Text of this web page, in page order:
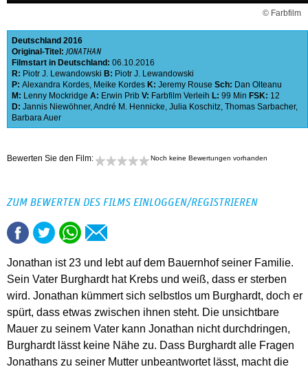
© Farbfilm
Deutschland 2016
Original-Titel: JONATHAN
Filmstart in Deutschland: 06.10.2016
R: Piotr J. Lewandowski B: Piotr J. Lewandowski
P: Alexandra Kordes, Meike Kordes K: Jeremy Rouse Sch: Dan Olteanu
M: Lenny Mockridge A: Erwin Prib V: Farbfilm Verleih L: 99 Min FSK: 12
D: Jannis Niewöhner,André M. Hennicke, Julia Koschitz, Thomas Sarbacher,
Barbara Auer
Bewerten Sie den Film: Noch keine Bewertungen vorhanden
ZUM BEWERTEN DES FILMS EINLOGGEN/REGISTRIEREN
Jonathan ist 23 und lebt auf dem Bauernhof seiner Familie.
Sein Vater Burghardt hat Krebs und weiß, dass er sterben
wird. Jonathan kümmert sich selbstlos um Burghardt, doch er
spürt, dass etwas zwischen ihnen steht. Die unsichtbare
Mauer zu seinem Vater kann Jonathan nicht durchdringen,
Burghardt lässt keine Nähe zu. Dass Burghardt alle Fragen
Jonathans zu seiner Mutter unbeantwortet lässt, macht die